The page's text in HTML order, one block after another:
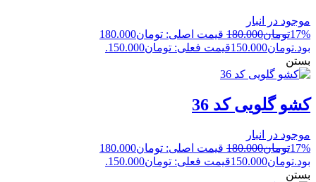
موجود در انبار
17%تومان180.000
قیمت اصلی: تومان180.000
بود.تومان150.000قیمت فعلی: تومان150.000.
بستن
کشو گلویی کد 36
موجود در انبار
17%تومان180.000
قیمت اصلی: تومان180.000
بود.تومان150.000قیمت فعلی: تومان150.000.
بستن